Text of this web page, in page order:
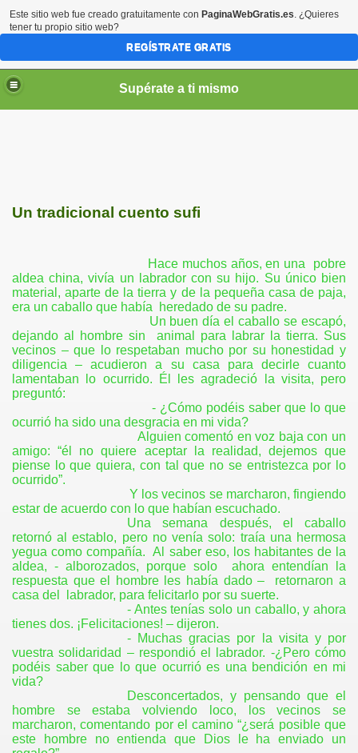
Supérate a ti mismo
Un tradicional cuento sufi
Hace muchos años, en una
pobre
aldea china, vivía un labrador con su hijo. Su único bien
material, aparte de la tierra y de la pequeña casa de paja,
era un caballo que había
heredado de su padre.
Un buen día el caballo se escapó,
dejando al hombre sin
animal para labrar la tierra. Sus
vecinos – que lo respetaban mucho por su honestidad y
diligencia – acudieron a su casa para decirle cuanto
lamentaban lo ocurrido. Él les agradeció la visita, pero
preguntó:
- ¿Cómo podéis saber que lo que
ocurrió ha sido una desgracia en mi vida?
Alguien comentó en voz baja con un
amigo: “él no quiere aceptar la realidad, dejemos que
piense lo que quiera, con tal que no se entristezca por lo
ocurrido”.
Y los vecinos se marcharon, fingiendo
estar de acuerdo con lo que habían escuchado.
Una semana después, el caballo
retornó al establo, pero no venía solo: traía una hermosa
yegua como compañía.
Al saber eso, los habitantes de la
aldea, - alborozados, porque solo
ahora entendían la
respuesta que el hombre les había dado –
retornaron a
casa del
labrador, para felicitarlo por su suerte.
- Antes tenías solo un caballo, y ahora
tienes dos. ¡Felicitaciones! – dijeron.
- Muchas gracias por la visita y por
vuestra solidaridad – respondió el labrador. -¿Pero cómo
podéis saber que lo que ocurrió es una bendición en mi
vida?
Desconcertados, y pensando que el
hombre se estaba volviendo loco, los vecinos se
marcharon, comentando por el camino “¿será posible que
este hombre no entienda que Dios le ha enviado un
Este sitio web fue creado gratuitamente con PaginaWebGratis.es. ¿Quieres
tener tu propio sitio web?
REGÍSTRATE GRATIS